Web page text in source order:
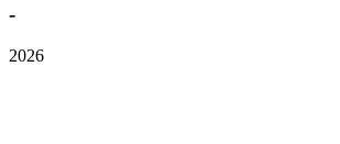
-
2026